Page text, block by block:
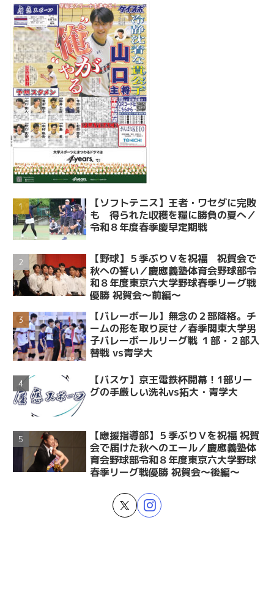
【ソフトテニス】王者・ワセダに完敗
も 得られた収穫を糧に勝負の夏へ／
令和８年度春季慶早定期戦
【野球】５季ぶりＶを祝福 祝賀会で
秋への誓い／慶應義塾体育会野球部令
和８年度東京六大学野球春季リーグ戦
優勝 祝賀会～前編～
【バレーボール】無念の２部降格。チ
ームの形を取り戻せ／春季関東大学男
子バレーボールリーグ戦 １部・２部入
替戦 vs青学大
【バスケ】京王電鉄杯開幕！1部リー
グの手厳しい洗礼vs拓大・青学大
【應援指導部】５季ぶりＶを祝福 祝賀
会で届けた秋へのエール／慶應義塾体
育会野球部令和８年度東京六大学野球
春季リーグ戦優勝 祝賀会～後編～